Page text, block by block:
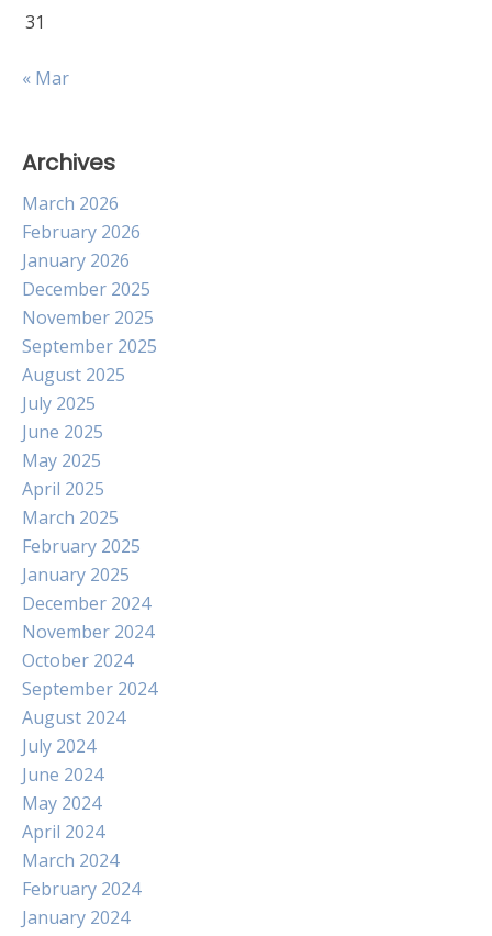
31
« Mar
Archives
March 2026
February 2026
January 2026
December 2025
November 2025
September 2025
August 2025
July 2025
June 2025
May 2025
April 2025
March 2025
February 2025
January 2025
December 2024
November 2024
October 2024
September 2024
August 2024
July 2024
June 2024
May 2024
April 2024
March 2024
February 2024
January 2024